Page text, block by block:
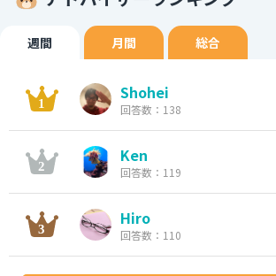
週間 月間 総合
Shohei
回答数：138
Ken
回答数：119
Hiro
回答数：110